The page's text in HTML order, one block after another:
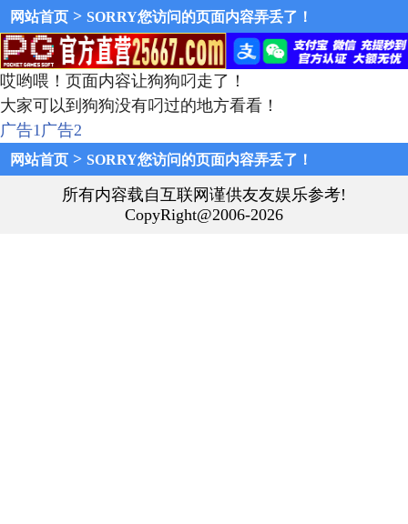
网站首页 > SORRY您访问的页面内容弄丢了！
哎哟喂！页面内容让狗狗叼走了！
大家可以到狗狗没有叼过的地方看看！
广告1广告2
网站首页 > SORRY您访问的页面内容弄丢了！
所有内容载自互联网谨供友友娱乐参考!
CopyRight@2006-2026